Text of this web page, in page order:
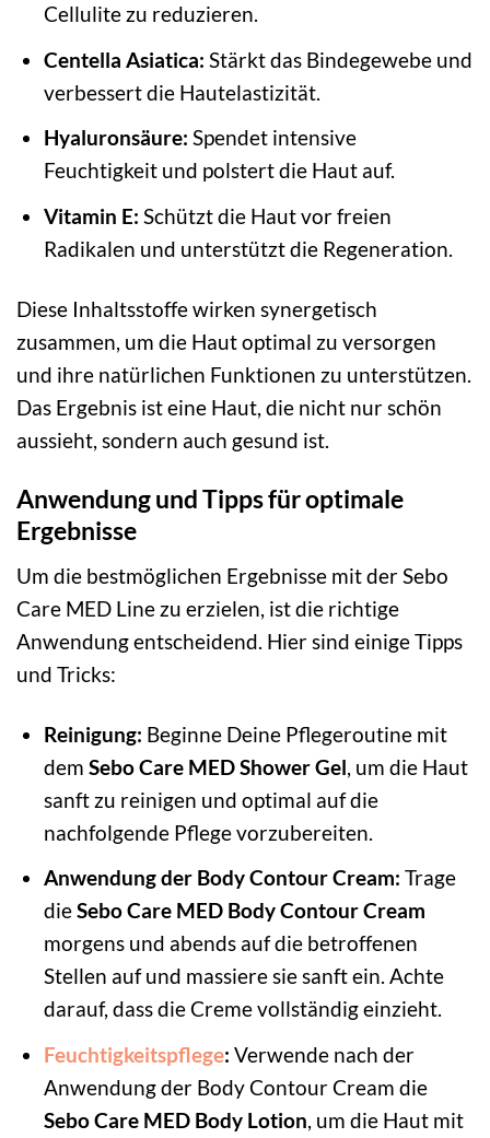
Cellulite zu reduzieren.
Centella Asiatica: Stärkt das Bindegewebe und
verbessert die Hautelastizität.
Hyaluronsäure: Spendet intensive
Feuchtigkeit und polstert die Haut auf.
Vitamin E: Schützt die Haut vor freien
Radikalen und unterstützt die Regeneration.
Diese Inhaltsstoffe wirken synergetisch
zusammen, um die Haut optimal zu versorgen
und ihre natürlichen Funktionen zu unterstützen.
Das Ergebnis ist eine Haut, die nicht nur schön
aussieht, sondern auch gesund ist.
Anwendung und Tipps für optimale
Ergebnisse
Um die bestmöglichen Ergebnisse mit der Sebo
Care MED Line zu erzielen, ist die richtige
Anwendung entscheidend. Hier sind einige Tipps
und Tricks:
Reinigung: Beginne Deine Pflegeroutine mit
dem Sebo Care MED Shower Gel, um die Haut
sanft zu reinigen und optimal auf die
nachfolgende Pflege vorzubereiten.
Anwendung der Body Contour Cream: Trage
dieSebo Care MED Body Contour Cream
morgens und abends auf die betroffenen
Stellen auf und massiere sie sanft ein. Achte
darauf, dass die Creme vollständig einzieht.
Feuchtigkeitspflege: Verwende nach der
Anwendung der Body Contour Cream die
Sebo Care MED Body Lotion, um die Haut mit